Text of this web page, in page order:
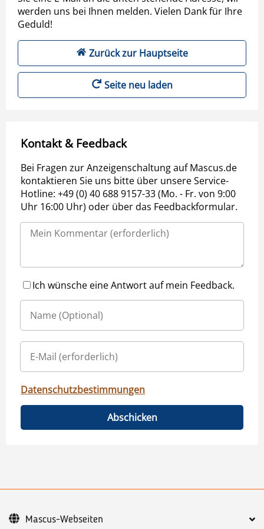
werden uns bei Ihnen melden. Vielen Dank für Ihre
Geduld!
Zurück zur Hauptseite
Seite neu laden
Kontakt & Feedback
Bei Fragen zur Anzeigenschaltung auf Mascus.de
kontaktieren Sie uns bitte über unsere Service-
Hotline: +49 (0) 40 688 9157-33 (Mo. - Fr. von 9:00
Uhr 16:00 Uhr) oder über das Feedbackformular.
Ich wünsche eine Antwort auf mein Feedback.
Datenschutzbestimmungen
Abschicken
Mascus-Webseiten